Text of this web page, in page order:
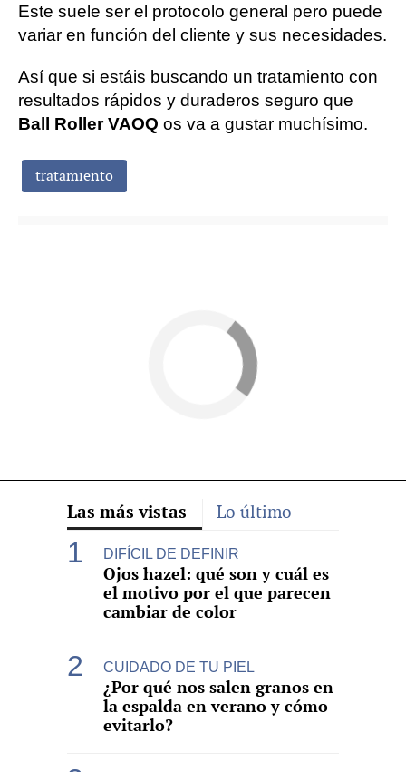
Este suele ser el protocolo general pero puede
variar en función del cliente y sus necesidades.
Así que si estáis buscando un tratamiento con
resultados rápidos y duraderos seguro que
Ball Roller VAOQ os va a gustar muchísimo.
tratamiento
Las más vistas Lo último
DIFÍCIL DE DEFINIR
Ojos hazel: qué son y cuál es
el motivo por el que parecen
cambiar de color
CUIDADO DE TU PIEL
¿Por qué nos salen granos en
la espalda en verano y cómo
evitarlo?